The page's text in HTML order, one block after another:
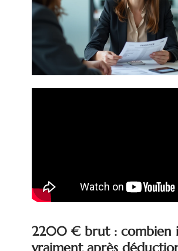
2200 € brut : combien
vraiment après